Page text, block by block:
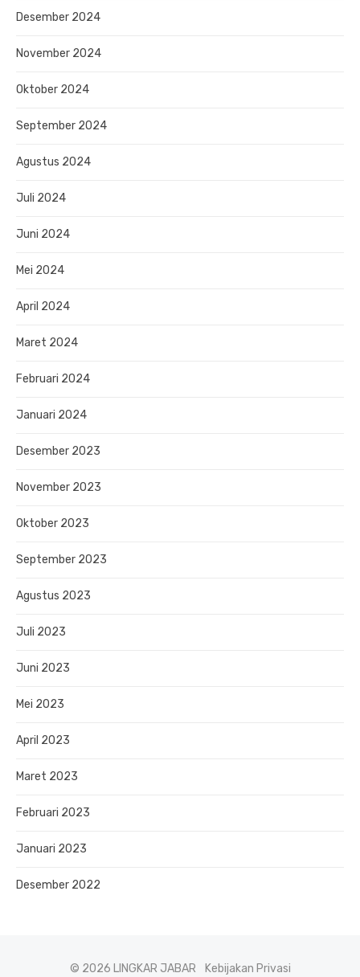
Desember 2024
November 2024
Oktober 2024
September 2024
Agustus 2024
Juli 2024
Juni 2024
Mei 2024
April 2024
Maret 2024
Februari 2024
Januari 2024
Desember 2023
November 2023
Oktober 2023
September 2023
Agustus 2023
Juli 2023
Juni 2023
Mei 2023
April 2023
Maret 2023
Februari 2023
Januari 2023
Desember 2022
© 2026 LINGKAR JABAR Kebijakan Privasi